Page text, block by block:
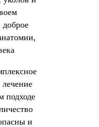
доброе
лечение
подходе
и